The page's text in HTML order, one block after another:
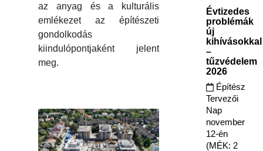
az anyag és a kulturális
emlékezet az építészeti
gondolkodás
kiindulópontjaként jelent
meg.
Évtizedes
problémák
új
kihívásokkal
–
tűzvédelem
2026
Építész
Tervezői
Nap
november
12-én
(MÉK: 2